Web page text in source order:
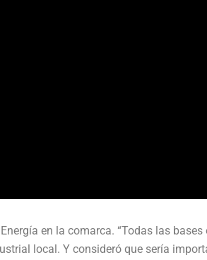
en la comarca. “Todas las bases
local. Y consideró que sería